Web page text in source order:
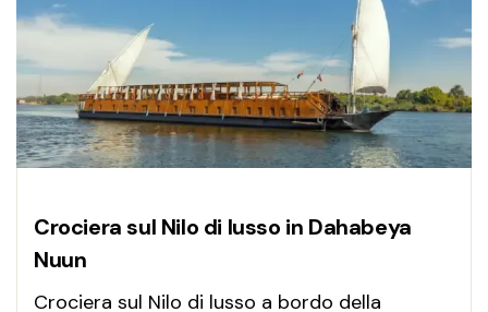
Crociera sul Nilo di lusso in Dahabeya
Nuun
Crociera sul Nilo di lusso a bordo della